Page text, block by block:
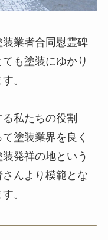
業者合同慰霊碑
も塗装にゆかり
。
私たちの役割
塗装業界を良く
発祥の地という
んより模範とな
。